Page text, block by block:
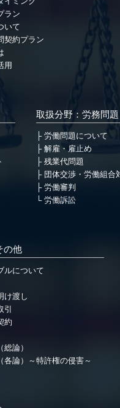
ラン
いて
契約プラン
用
取扱分野：労務問題
労働問題について
解雇・雇止め
残業代問題
団体交渉・労働組合
労働審判
労働訴訟
の他
ルについて
け渡し
約
論）
各論）～特許権の侵害～